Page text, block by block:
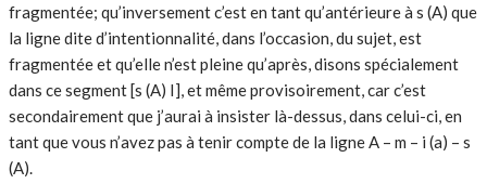
fragmentée; qu’inversement c’est en tant qu’antérieure à s (A) que
la ligne dite d’intentionnalité, dans l’occasion, du sujet, est
fragmentée et qu’elle n’est pleine qu’après, disons spécialement
dans ce segment [s (A) I], et même provisoirement, car c’est
secondairement que j’aurai à insister là-dessus, dans celui-ci, en
tant que vous n’avez pas à tenir compte de la ligne A – m – i (a) – s
(A).